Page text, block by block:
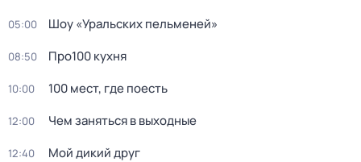
05:00 Шоу «Уральских пельменей»
08:50 Про100 кухня
10:00 100 мест, гдe поеcть
12:00 Чем заняться в выходные
12:40 Мой дикий друг